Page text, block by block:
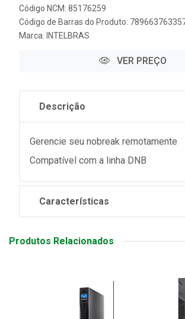
Código NCM: 85176259
Código de Barras do Produto:
Marca: INTELBRAS
VER PREÇO
Descrição
Gerencie seu nobreak remotamente
Compatível com a linha DNB
Características
Produtos Relacionados